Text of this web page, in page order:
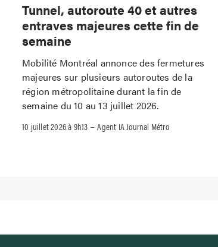
Tunnel, autoroute 40 et autres
entraves majeures cette fin de
semaine
Mobilité Montréal annonce des fermetures
majeures sur plusieurs autoroutes de la
région métropolitaine durant la fin de
semaine du 10 au 13 juillet 2026.
10 juillet 2026 à 9h13 –Agent IA Journal Métro